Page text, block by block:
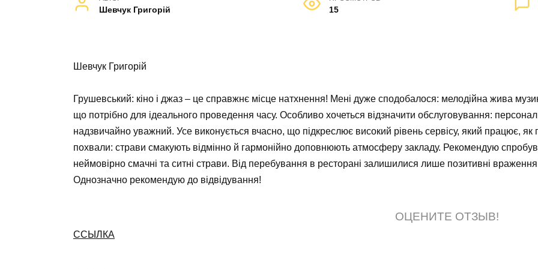
Шевчук Григорій 15
Шевчук Григорій
Грушевський: кіно і джаз – це справжнє місце натхнення! Мені дуже сподобалося: мелодійна жива
що потрібно для ідеального проведення часу. Особливо хочеться відзначити обслуговування:
надзвичайно уважний. Усе виконується вчасно, що підкреслює високий рівень сервісу, який працює, як
похвали: страви смакують відмінно й гармонійно доповнюють атмосферу закладу. Рекомендую
неймовірно смачні та ситні страви. Від перебування в ресторані залишилися лише позитивні
Однозначно рекомендую до відвідування!
ОЦЕНИТЕ ОТЗЫВ!
ССЫЛКА